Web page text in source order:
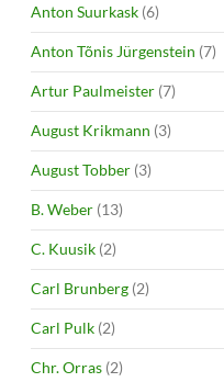
Anton Suurkask (6)
Anton Tõnis Jürgenstein (7)
Artur Paulmeister (7)
August Krikmann (3)
August Tobber (3)
B. Weber (13)
C. Kuusik (2)
Carl Brunberg (2)
Carl Pulk (2)
Chr. Orras (2)